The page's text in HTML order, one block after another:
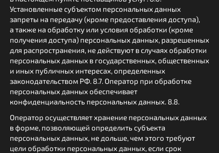
Установленные субъектом персональных данных
запреты на передачу (кроме предоставления доступа),
а также на обработку или условия обработки (кроме
получения доступа) персональных данных, разрешенных
для распространения, не действуют в случаях обработки
персональных данных в государственных, общественных
и иных публичных интересах, определенных
законодательством РФ. 8.7. Оператор при обработке
персональных данных обеспечивает
конфиденциальность персональных данных. 8.8.
Оператор осуществляет хранение персональных данных
в форме, позволяющей определить субъекта
персональных данных, не дольше, чем этого требуют
цели обработки персональных данных, если срок